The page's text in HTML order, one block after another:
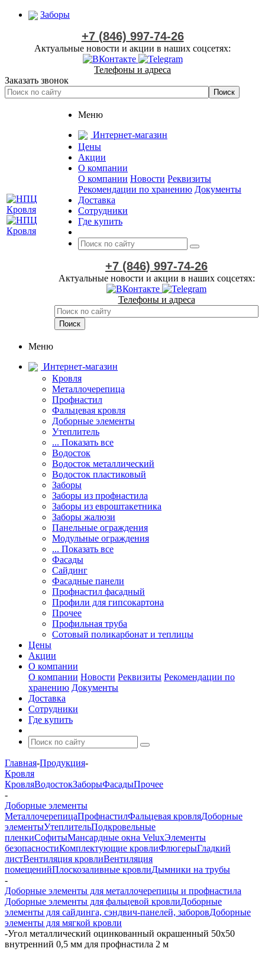
Заборы
+7 (846) 997-74-26
Актуальные новости и акции в наших соцсетях:
Телефоны и адреса
Заказать звонок
Меню
Интернет-магазин
Цены
Акции
О компании
О компании Новости Реквизиты
Рекомендации по хранению Документы
Доставка
Сотрудники
Где купить
+7 (846) 997-74-26
Актуальные новости и акции в наших соцсетях:
Телефоны и адреса
Меню
Интернет-магазин
Кровля
Металлочерепица
Профнастил
Фальцевая кровля
Доборные элементы
Утеплитель
... Показать все
Водосток
Водосток металлический
Водосток пластиковый
Заборы
Заборы из профнастила
Заборы из евроштакетника
Заборы жалюзи
Панельные ограждения
Модульные ограждения
... Показать все
Фасады
Сайдинг
Фасадные панели
Профнастил фасадный
Профили для гипсокартона
Прочее
Профильная труба
Сотовый поликарбонат и теплицы
Цены
Акции
О компании
О компании Новости Реквизиты Рекомендации по
хранению Документы
Доставка
Сотрудники
Где купить
Главная-Продукция-
Кровля
КровляВодостокЗаборыФасадыПрочее
-
Доборные элементы
МеталлочерепицаПрофнастилФальцевая кровляДоборные
элементыУтеплительПодкровельные
пленкиСофитыМансардные окна VeluxЭлементы
безопасностиКомплектующие кровлиФлюгерыГладкий
листВентиляция кровлиВентиляция
помещенийПлоскозаливные кровлиДымники на трубы
-
Доборные элементы для металлочерепицы и профнастила
Доборные элементы для фальцевой кровлиДоборные
элементы для сайдинга, сэндвич-панелей, заборовДоборные
элементы для мягкой кровли
-Угол металлический оцинкованный окрашенный 50х50
внутренний 0,5 мм для профнастила 2 м